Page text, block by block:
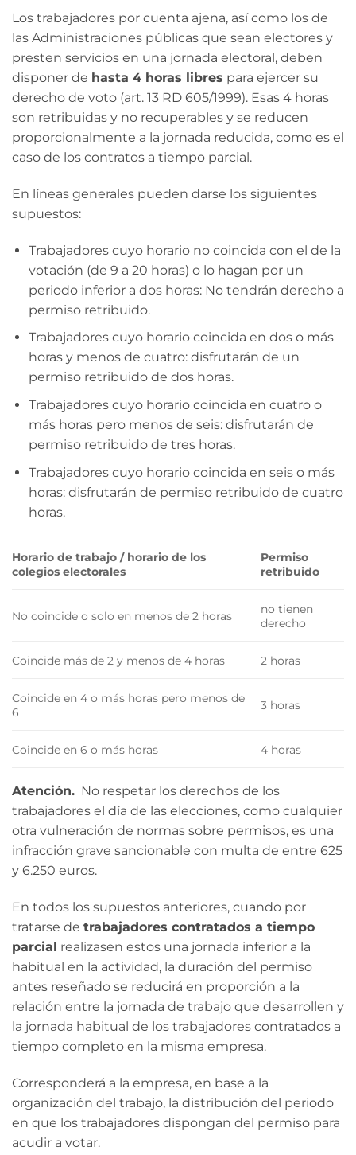
Los trabajadores por cuenta ajena, así como los de
las Administraciones públicas que sean electores y
presten servicios en una jornada electoral, deben
disponer de hasta 4 horas libres para ejercer su
derecho de voto (art. 13 RD 605/1999). Esas 4 horas
son retribuidas y no recuperables y se reducen
proporcionalmente a la jornada reducida, como es el
caso de los contratos a tiempo parcial.
En líneas generales pueden darse los siguientes
supuestos:
Trabajadores cuyo horario no coincida con el de la
votación (de 9 a 20 horas) o lo hagan por un
periodo inferior a dos horas: No tendrán derecho a
permiso retribuido.
Trabajadores cuyo horario coincida en dos o más
horas y menos de cuatro: disfrutarán de un
permiso retribuido de dos horas.
Trabajadores cuyo horario coincida en cuatro o
más horas pero menos de seis: disfrutarán de
permiso retribuido de tres horas.
Trabajadores cuyo horario coincida en seis o más
horas: disfrutarán de permiso retribuido de cuatro
horas.
Horario de trabajo / horario de los
colegios electorales
Permiso
retribuido
No coincide o solo en menos de 2 horas
no tienen
derecho
Coincide más de 2 y menos de 4 horas 2 horas
Coincide en 4 o más horas pero menos de
6
3 horas
Coincide en 6 o más horas 4 horas
Atención. No respetar los derechos de los
trabajadores el día de las elecciones, como cualquier
otra vulneración de normas sobre permisos, es una
infracción grave sancionable con multa de entre 625
y 6.250 euros.
En todos los supuestos anteriores, cuando por
tratarse de trabajadores contratados a tiempo
parcial realizasen estos una jornada inferior a la
habitual en la actividad, la duración del permiso
antes reseñado se reducirá en proporción a la
relación entre la jornada de trabajo que desarrollen y
la jornada habitual de los trabajadores contratados a
tiempo completo en la misma empresa.
Corresponderá a la empresa, en base a la
organización del trabajo, la distribución del periodo
en que los trabajadores dispongan del permiso para
acudir a votar.